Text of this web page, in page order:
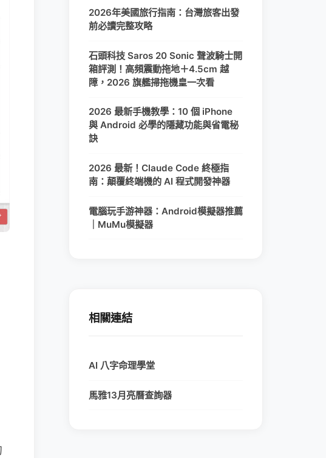
2026年美國旅行指南：台灣旅客出發
前必讀完整攻略
石頭科技 Saros 20 Sonic 聲波騎士開
箱評測！高頻震動拖地＋4.5cm 越
障，2026 旗艦掃拖機皇一次看
2026 最新手機教學：10 個 iPhone
與 Android 必學的隱藏功能與省電秘
訣
2026 最新！Claude Code 終極指
南：顛覆終端機的 AI 程式開發神器
電腦玩手游神器：Android模擬器推薦
｜MuMu模擬器
相關連結
AI 八字命理學堂
馬雅13月亮曆查詢器